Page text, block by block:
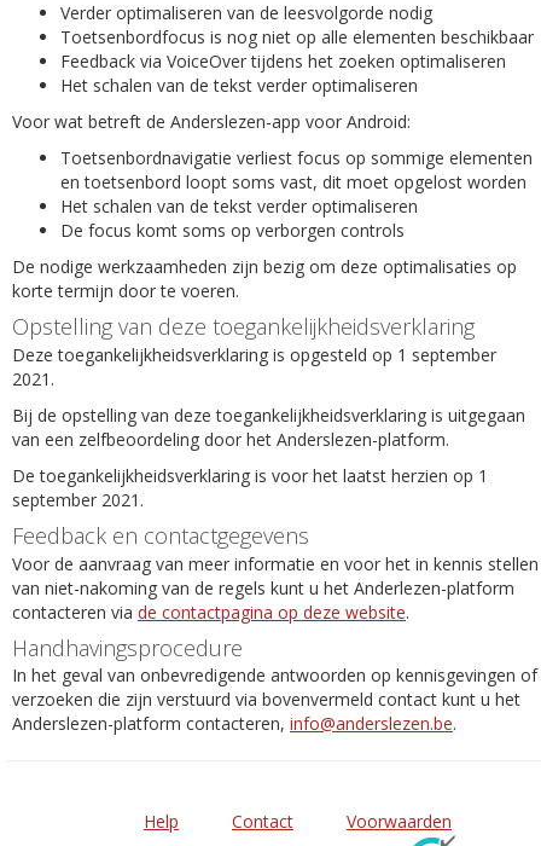
Verder optimaliseren van de leesvolgorde nodig
Toetsenbordfocus is nog niet op alle elementen beschikbaar
Feedback via VoiceOver tijdens het zoeken optimaliseren
Het schalen van de tekst verder optimaliseren
Voor wat betreft de Anderslezen-app voor Android:
Toetsenbordnavigatie verliest focus op sommige elementen
en toetsenbord loopt soms vast, dit moet opgelost worden
Het schalen van de tekst verder optimaliseren
De focus komt soms op verborgen controls
De nodige werkzaamheden zijn bezig om deze optimalisaties op
korte termijn door te voeren.
Opstelling van deze toegankelijkheidsverklaring
Deze toegankelijkheidsverklaring is opgesteld op 1 september
2021.
Bij de opstelling van deze toegankelijkheidsverklaring is uitgegaan
van een zelfbeoordeling door het Anderslezen-platform.
De toegankelijkheidsverklaring is voor het laatst herzien op 1
september 2021.
Feedback en contactgegevens
Voor de aanvraag van meer informatie en voor het in kennis stellen
van niet-nakoming van de regels kunt u het Anderlezen-platform
contacteren via de contactpagina op deze website.
Handhavingsprocedure
In het geval van onbevredigende antwoorden op kennisgevingen of
verzoeken die zijn verstuurd via bovenvermeld contact kunt u het
Anderslezen-platform contacteren, info@anderslezen.be.
Help Contact
Voorwaarden